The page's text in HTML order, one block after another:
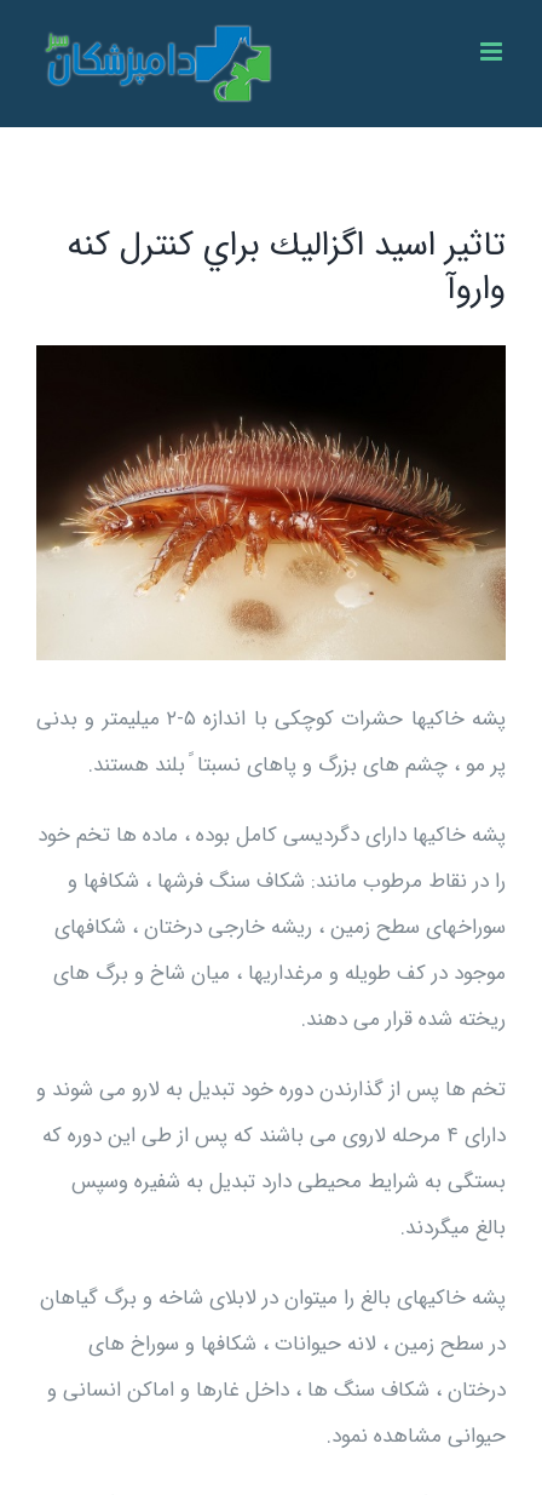
تاثیر اسيد اگزاليك براي كنترل كنه
واروآ
پشه خاکیها حشرات کوچکی با اندازه ۵-۲ میلیمتر و بدنی
پر مو ، چشم های بزرگ و پاهای نسبتا ً بلند هستند.
پشه خاکیها دارای دگردیسی کامل بوده ، ماده ها تخم خود
را در نقاط مرطوب مانند: شکاف سنگ فرشها ، شکافها و
سوراخهای سطح زمین ، ريشه خارجی درختان ، شکافهای
موجود در کف طویله و مرغداریها ، میان شاخ و برگ های
ریخته شده قرار می دهند.
تخم ها پس از گذارندن دوره خود تبدیل به لارو می شوند و
دارای ۴ مرحله لاروی می باشند که پس از طی این دوره که
بستگی به شرایط محیطی دارد تبدیل به شفیره وسپس
بالغ میگردند.
پشه خاکیهای بالغ را میتوان در لابلای شاخه و برگ گیاهان
در سطح زمین ، لانه حیوانات ، شکافها و سوراخ های
درختان ، شکاف سنگ ها ، داخل غارها و اماکن انسانی و
حیوانی مشاهده نمود.